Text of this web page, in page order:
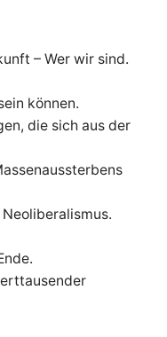
– Wer wir sind.
können.
die sich aus der